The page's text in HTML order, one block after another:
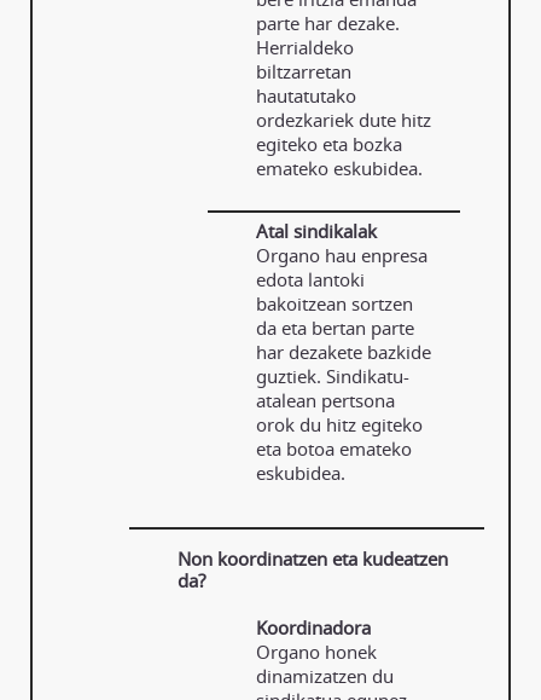
parte har dezake.
Herrialdeko
biltzarretan
hautatutako
ordezkariek dute hitz
egiteko eta bozka
emateko eskubidea.
Atal sindikalak
Organo hau enpresa
edota lantoki
bakoitzean sortzen
da eta bertan parte
har dezakete bazkide
guztiek. Sindikatu-
atalean pertsona
orok du hitz egiteko
eta botoa emateko
eskubidea.
Non koordinatzen eta kudeatzen
da?
Koordinadora
Organo honek
dinamizatzen du